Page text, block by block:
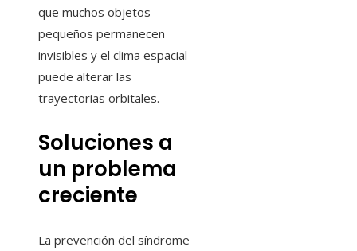
que muchos objetos
pequeños permanecen
invisibles y el clima espacial
puede alterar las
trayectorias orbitales.
Soluciones a
un problema
creciente
La prevención del síndrome